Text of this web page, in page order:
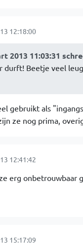
12:18:00
2013 11:03:31
durft! Beetje veel
gebruikt als
ze nog prima,
12:41:42
erg onbetrouwbaar
15:17:09